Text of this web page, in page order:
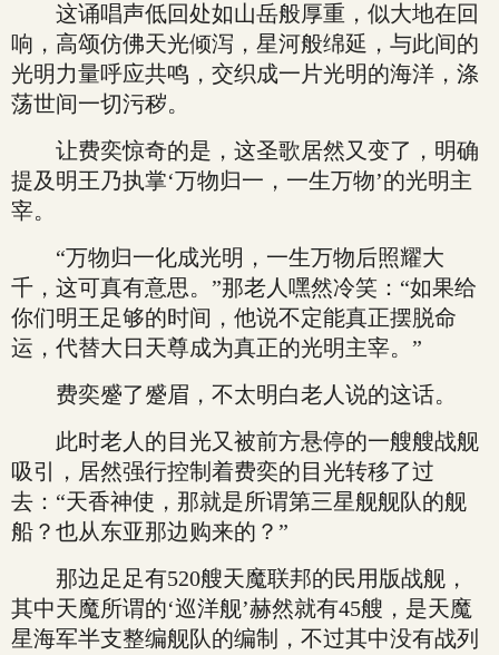
这诵唱声低回处如山岳般厚重，似大地在回
响，高颂仿佛天光倾泻，星河般绵延，与此间的
光明力量呼应共鸣，交织成一片光明的海洋，涤
荡世间一切污秽。
让费奕惊奇的是，这圣歌居然又变了，明确
提及明王乃执掌‘万物归一，一生万物’的光明主
宰。
“万物归一化成光明，一生万物后照耀大
千，这可真有意思。”那老人嘿然冷笑：“如果给
你们明王足够的时间，他说不定能真正摆脱命
运，代替大日天尊成为真正的光明主宰。”
费奕蹙了蹙眉，不太明白老人说的这话。
此时老人的目光又被前方悬停的一艘艘战舰
吸引，居然强行控制着费奕的目光转移了过
去：“天香神使，那就是所谓第三星舰舰队的舰
船？也从东亚那边购来的？”
那边足足有520艘天魔联邦的民用版战舰，
其中天魔所谓的‘巡洋舰’赫然就有45艘，是天魔
星海军半支整编舰队的编制，不过其中没有战列